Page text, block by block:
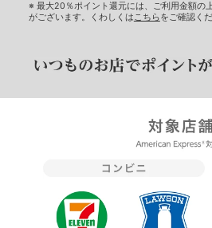
※ 最大20％ポイント還元には、ご利用金額の
がございます。くわしくはこちらをご確認くだ